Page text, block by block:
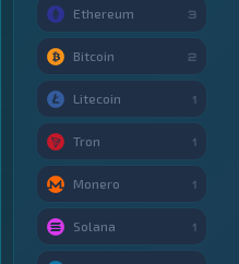
Ethereum 3
Bitcoin 2
Litecoin 1
Tron 1
Monero 1
Solana 1